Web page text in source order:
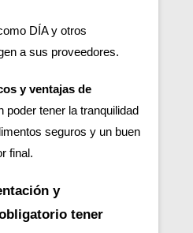
DÍA y otros
a sus proveedores.
y ventajas de
poder tener la tranquilidad
seguros y un buen
final.
y
tener